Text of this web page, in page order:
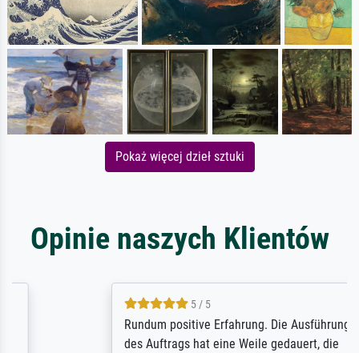
Pokaż więcej dzieł sztuki
Opinie naszych Klientów
5 / 5
Rundum positive Erfahrung. Die Ausführung
des Auftrags hat eine Weile gedauert, die